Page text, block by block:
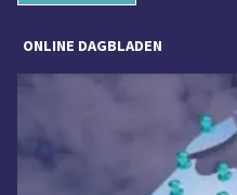
ONLINE DAGBLADEN